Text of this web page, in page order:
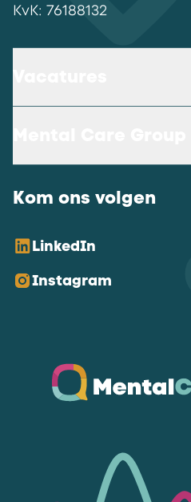
KvK: 76188132
Kom ons volgen
LinkedIn
Instagram